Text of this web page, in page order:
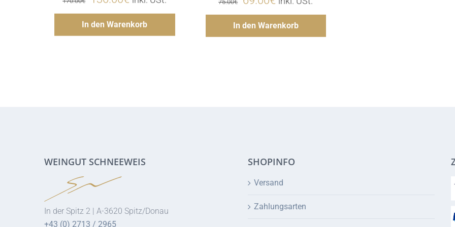
Preis
war:
Preis
ist:
In den Warenkorb
Preis
war:
Preis
ist:
In den Warenkorb
WEINGUT SCHNEEWEIS
In der Spitz 2 | A-3620 Spitz/Donau
+43 (0) 2713 / 2965
SHOPINFO
Versand
Zahlungsarten